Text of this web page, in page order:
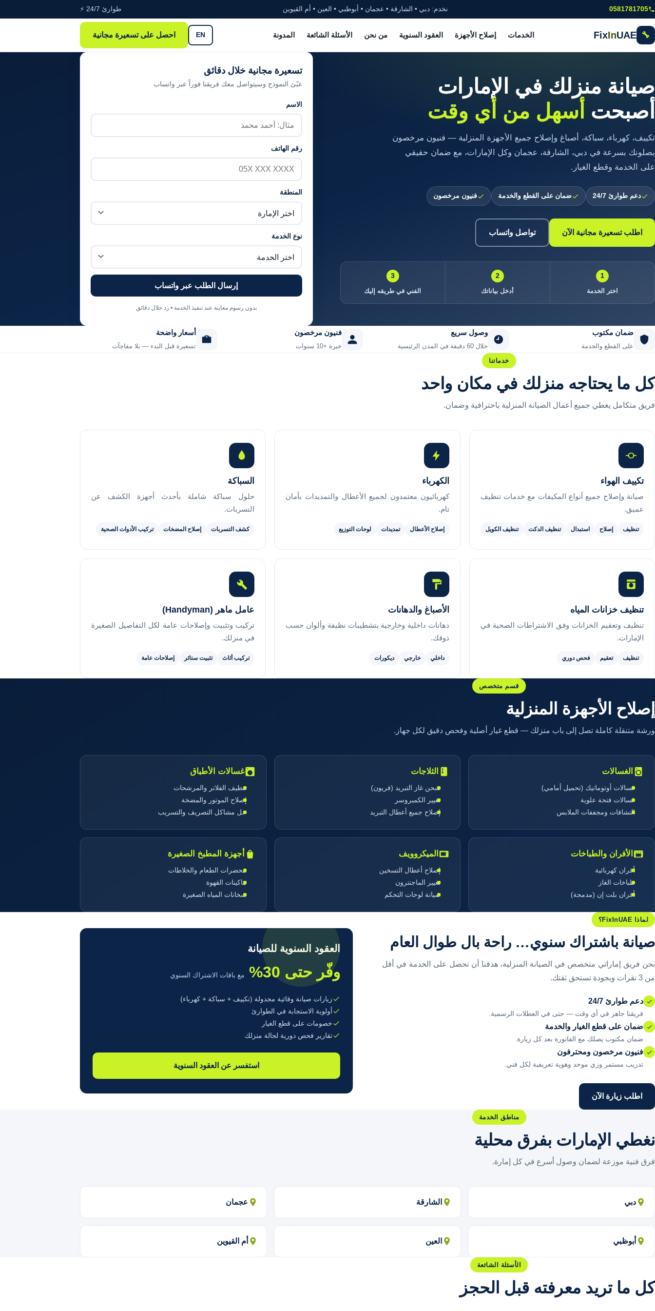
تخطى إلى المحتوى الرئيسي
0581781705 نخدم: دبي • الشارقة • عجمان • أبوظبي • العين • أم القيوين طوارئ 24/7 ⚡
🔧
FixInUAE الخدمات إصلاح الأجهزة العقود السنوية من نحن الأسئلة الشائعة المدونة EN احصل على تسعيرة مجانية
صيانة منزلك في الإمارات
أصبحت أسهل من أي وقت
تكييف، كهرباء، سباكة، أصباغ وإصلاح جميع الأجهزة المنزلية — فنيون مرخصون
يصلونك بسرعة في دبي، الشارقة، عجمان وكل الإمارات، مع ضمان حقيقي
على الخدمة وقطع الغيار.
دعم طوارئ 24/7 ضمان على القطع والخدمة فنيون مرخصون
اطلب تسعيرة مجانية الآن تواصل واتساب
1
اختر الخدمة
2
أدخل بياناتك
3
الفني في طريقه إليك
تسعيرة مجانية خلال دقائق
عبّئ النموذج وسيتواصل معك فريقنا فوراً عبر واتساب
الاسم
رقم الهاتف
المنطقة
نوع الخدمة
إرسال الطلب عبر واتساب
بدون رسوم معاينة عند تنفيذ الخدمة • رد خلال دقائق
ضمان مكتوب
على القطع والخدمة
وصول سريع
خلال 60 دقيقة في المدن الرئيسية
فنيون مرخصون
خبرة +10 سنوات
أسعار واضحة
تسعيرة قبل البدء — بلا مفاجآت
خدماتنا
كل ما يحتاجه منزلك في مكان واحد
فريق متكامل يغطي جميع أعمال الصيانة المنزلية باحترافية وضمان.
تكييف الهواء
صيانة وإصلاح جميع أنواع المكيفات مع خدمات تنظيف
عميق.
تنظيف إصلاح استبدال تنظيف الدكت تنظيف الكويل
الكهرباء
كهربائيون معتمدون لجميع الأعطال والتمديدات بأمان
تام.
إصلاح الأعطال تمديدات لوحات التوزيع
السباكة
حلول سباكة شاملة بأحدث أجهزة الكشف عن
التسربات.
كشف التسربات إصلاح المضخات تركيب الأدوات الصحية
تنظيف خزانات المياه
تنظيف وتعقيم الخزانات وفق الاشتراطات الصحية في
الإمارات.
تنظيف تعقيم فحص دوري
الأصباغ والدهانات
دهانات داخلية وخارجية بتشطيبات نظيفة وألوان حسب
ذوقك.
داخلي خارجي ديكورات
عامل ماهر (Handyman)
تركيب وتثبيت وإصلاحات عامة لكل التفاصيل الصغيرة
في منزلك.
تركيب أثاث تثبيت ستائر إصلاحات عامة
قسم متخصص
إصلاح الأجهزة المنزلية
ورشة متنقلة كاملة تصل إلى باب منزلك — قطع غيار أصلية وفحص دقيق لكل جهاز.
الغسالات
غسالات أوتوماتيك (تحميل أمامي)
غسالات فتحة علوية
النشافات ومجففات الملابس
الثلاجات
شحن غاز التبريد (فريون)
تغيير الكمبروسر
إصلاح جميع أعطال التبريد
غسالات الأطباق
تنظيف الفلاتر والمرشحات
إصلاح الموتور والمضخة
حل مشاكل التصريف والتسريب
الأفران والطباخات
أفران كهربائية
طباخات الغاز
أفران بلت إن (مدمجة)
الميكروويف
إصلاح أعطال التسخين
تغيير الماجنترون
صيانة لوحات التحكم
أجهزة المطبخ الصغيرة
محضرات الطعام والخلاطات
ماكينات القهوة
سخانات المياه الصغيرة
لماذا FixInUAE؟
صيانة باشتراك سنوي… راحة بال طوال العام
نحن فريق إماراتي متخصص في الصيانة المنزلية، هدفنا أن تحصل على الخدمة في أقل
من 3 نقرات وبجودة تستحق ثقتك.
دعم طوارئ 24/7
فريقنا جاهز في أي وقت — حتى في العطلات الرسمية.
ضمان على قطع الغيار والخدمة
ضمان مكتوب يصلك مع الفاتورة بعد كل زيارة.
فنيون مرخصون ومحترفون
تدريب مستمر وزي موحد وهوية تعريفية لكل فني.
اطلب زيارة الآن
العقود السنوية للصيانة
وفّر حتى 30% مع باقات الاشتراك السنوي
زيارات صيانة وقائية مجدولة (تكييف + سباكة + كهرباء)
أولوية الاستجابة في الطوارئ
خصومات على قطع الغيار
تقارير فحص دورية لحالة منزلك
استفسر عن العقود السنوية
مناطق الخدمة
نغطي الإمارات بفرق محلية
فرق فنية موزعة لضمان وصول أسرع في كل إمارة.
دبي الشارقة عجمان
أبوظبي العين أم القيوين
الأسئلة الشائعة
كل ما تريد معرفته قبل الحجز